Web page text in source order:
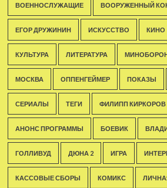
ВОЕННОСЛУЖАЩИЕ ВООРУЖЕННЫЙ
ЕГОР ДРУЖИНИН ИСКУССТВО КИНО
КУЛЬТУРА ЛИТЕРАТУРА
МОСКВА ОППЕНГЕЙМЕР ПОКАЗЫ
СЕРИАЛЫ ТЕГИ ФИЛИПП КИРКОРОВ
АНОНС ПРОГРАММЫ БОЕВИК
ГОЛЛИВУД ДЮНА 2 ИГРА
КАССОВЫЕ СБОРЫ КОМИКС